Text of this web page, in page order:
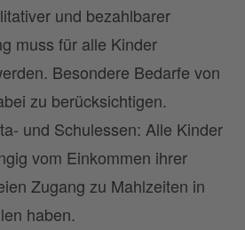
und bezahlbarer
muss für alle Kinder
Besondere Bedarfe von
zu berücksichtigen.
und Schulessen: Alle Kinder
vom Einkommen ihrer
Zugang zu Mahlzeiten in
haben.